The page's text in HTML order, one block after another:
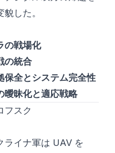
した。
の戦場化
の統合
保全とシステム完全性
曖昧化と適応戦略
フスク
ライナ軍は UAV を